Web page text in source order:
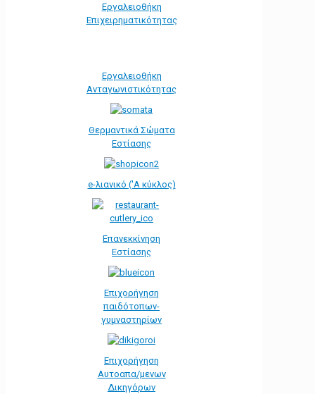
Εργαλειοθήκη
Eπιχειρηματικότητας
Εργαλειοθήκη
Ανταγωνιστικότητας
Θερμαντικά Σώματα
Εστίασης
e-λιανικό ('Α κύκλος)
Επανεκκίνηση
Εστίασης
Επιχορήγηση
παιδότοπων-
γυμναστηρίων
Επιχορήγηση
Αυτοαπα/μενων
Δικηγόρων